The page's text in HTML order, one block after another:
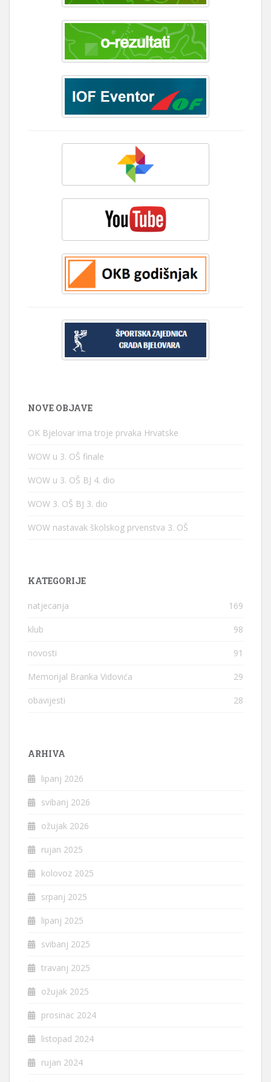
NOVE OBJAVE
OK Bjelovar ima troje prvaka Hrvatske
WOW u 3. OŠ finale
WOW u 3. OŠ BJ 4. dio
WOW 3. OŠ BJ 3. dio
WOW nastavak školskog prvenstva 3. OŠ
KATEGORIJE
natjecanja 169
klub 98
novosti 91
Memorijal Branka Vidovića 29
obavijesti 28
ARHIVA
lipanj 2026
svibanj 2026
ožujak 2026
rujan 2025
kolovoz 2025
srpanj 2025
lipanj 2025
svibanj 2025
travanj 2025
ožujak 2025
prosinac 2024
listopad 2024
rujan 2024